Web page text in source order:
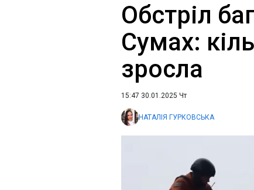
Обстріл
Сумах:
зросла
15:47 30.01.2025 Чт
НАТАЛІЯ ГУРКОВСЬКА